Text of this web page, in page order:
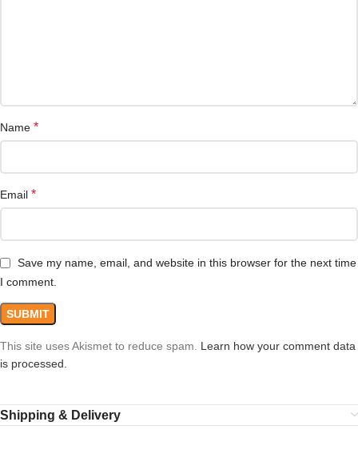
Name *
Email *
Save my name, email, and website in this browser for the next time
I comment.
This site uses Akismet to reduce spam. Learn how your comment data
is processed.
Shipping & Delivery